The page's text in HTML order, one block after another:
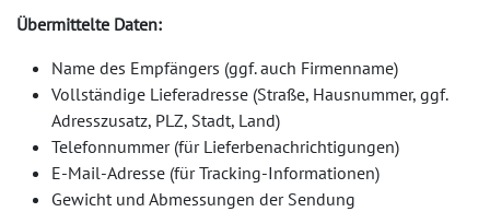
Übermittelte Daten:
Name des Empfängers (ggf. auch Firmenname)
Vollständige Lieferadresse (Straße, Hausnummer, ggf.
Adresszusatz, PLZ, Stadt, Land)
Telefonnummer (für Lieferbenachrichtigungen)
E-Mail-Adresse (für Tracking-Informationen)
Gewicht und Abmessungen der Sendung